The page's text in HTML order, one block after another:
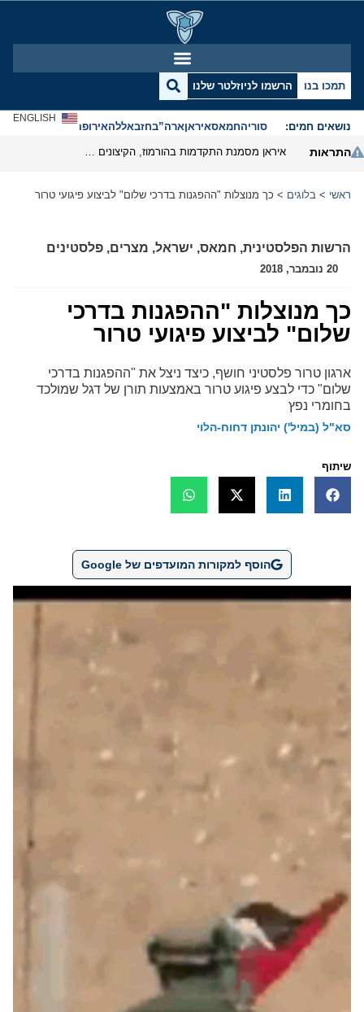
תמכו בנו הרשמו לניוזלטר שלנו
נושאים חמים: סוריהחמאסאיראןארה”בחזבאללהאירופהאנטישמיות
ENGLISH
התראות
ראשי > בלוגים > כך מנוצלות "ההפגנות בדרכי שלום" לביצוע פיגועי טרור
הרשות הפלסטינית, חמאס, ישראל, מצרים, פלסטינים
20 נובמבר, 2018
כך מנוצלות "ההפגנות בדרכי
שלום" לביצוע פיגועי טרור
ארגון טרור פלסטיני חושף, כיצד ניצל את "ההפגנות בדרכי
שלום" כדי לבצע פיגוע טרור באמצעות תורן של דגל שמולכד
בחומרי נפץ
סא"ל (במיל') יהונתן דחוח-הלוי
שיתוף
הוסף למקורות המועדפים של Google